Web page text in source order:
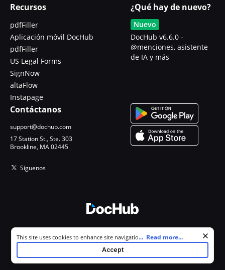
Recursos
pdfFiller
Aplicación móvil DocHub
pdfFiller
US Legal Forms
SignNow
altaFlow
Instapage
¿Qué hay de nuevo?
Nuevo
DocHub v6.6.0 -
@menciones, asistente
de IA y más
Contáctanos
support@dochub.com
17 Station St., Ste. 303
Brookline, MA 02445
Síguenos
Todos los derechos reservados.
Cookie consent notice
This site uses cookies to enhance site navigation and personalize
your experience. By using this site you agree to our use of cookies as
described in our
. You can modify your selections by
visiting ourCookie and Advertising Notice.
... Read more...
Accept